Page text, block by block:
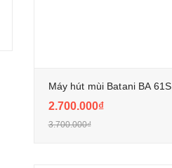
Máy hút mùi Batani BA 61S
2.700.000₫
3.700.000₫